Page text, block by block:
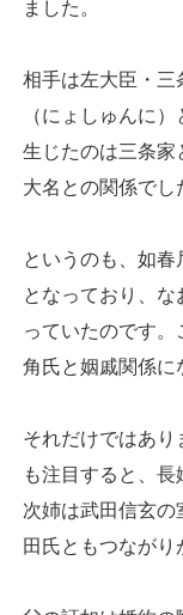
ました。
相手は左大臣・三
（にょしゅんに
生じたのは三条家
大名との関係でし
というのも、如
となっており、
っていたのです
角氏と姻戚関係に
それだけではあり
も注目すると、長
次姉は武田信玄
田氏ともつながり